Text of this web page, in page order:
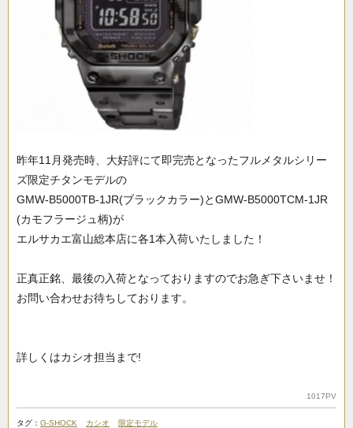
昨年11月発売時、大好評にて即完売となったフルメタルシリー
ズ限定チタンモデルの
GMW-B5000TB-1JR(ブラックカラー)とGMW-B5000TCM-1JR
(カモフラージュ柄)が
エルサカエ富山総本店に各1本入荷いたしました！
正真正銘、最後の入荷となっておりますのでお急ぎ下さいませ！
お問い合わせお待ちしております。
詳しくはカシオ担当まで!
1017PV
タグ： G-SHOCK カシオ 限定モデル